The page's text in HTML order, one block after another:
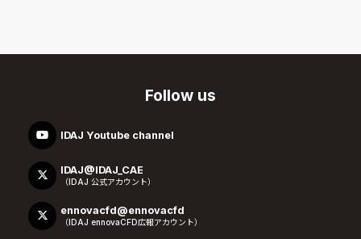
Follow us
IDAJ Youtube channel
IDAJ@IDAJ_CAE
（IDAJ 公式アカウント）
ennovacfd@ennovacfd
（IDAJ ennovaCFD広報アカウント）